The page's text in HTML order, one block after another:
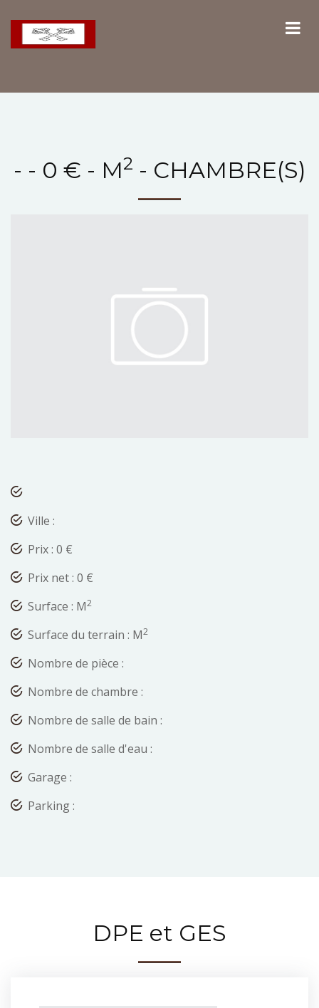
- - 0 € - M2 - CHAMBRE(S)
Ville :
Prix : 0 €
Prix net : 0 €
Surface : M2
Surface du terrain : M2
Nombre de pièce :
Nombre de chambre :
Nombre de salle de bain :
Nombre de salle d'eau :
Garage :
Parking :
DPE et GES